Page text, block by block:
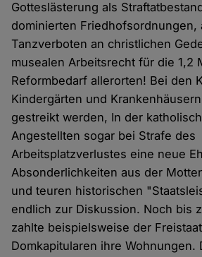
Gotteslästerung als
dominierten Friedhofsordnungen,
Tanzverboten an christlichen
musealen Arbeitsrecht für die 1,2
Reformbedarf allerorten! Bei den
Kindergärten und
gestreikt werden, In der
Angestellten sogar bei Strafe des
Arbeitsplatzverlustes eine neue
Absonderlichkeiten aus der
und teuren historischen
endlich zur Diskussion. Noch bis
zahlte beispielsweise der
Domkapitularen ihre Wohnungen.